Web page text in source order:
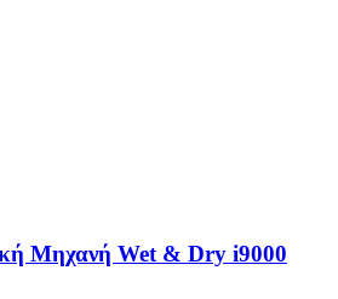
Μηχανή Wet & Dry i9000